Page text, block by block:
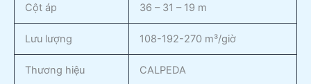
Cột áp 36 – 31 – 19 m
Lưu lượng 108-192-270 m³/giờ
Thương hiệu CALPEDA